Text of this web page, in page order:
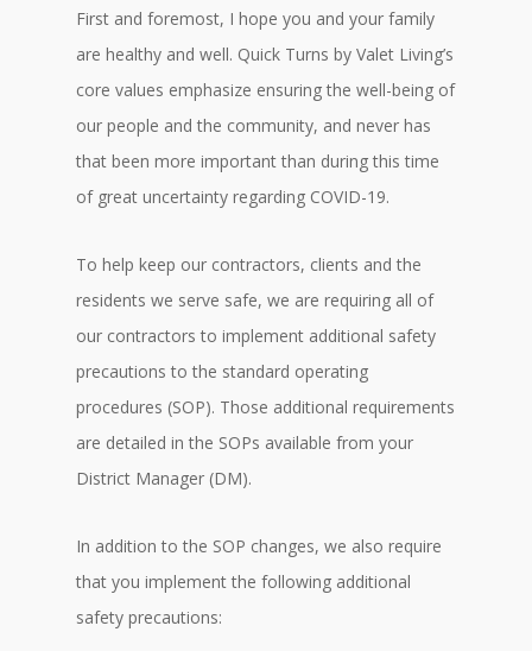
First and foremost, I hope you and your family
are healthy and well. Quick Turns by Valet Living’s
core values emphasize ensuring the well-being of
our people and the community, and never has
that been more important than during this time
of great uncertainty regarding COVID-19.
To help keep our contractors, clients and the
residents we serve safe, we are requiring all of
our contractors to implement additional safety
precautions to the standard operating
procedures (SOP). Those additional requirements
are detailed in the SOPs available from your
District Manager (DM).
In addition to the SOP changes, we also require
that you implement the following additional
safety precautions: